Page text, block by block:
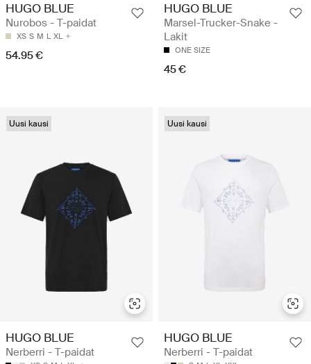
HUGO BLUE
Nurobos - T-paidat
XS S M L XL
54.95 €
HUGO BLUE
Marsel-Trucker-Snake -
Lakit
ONE SIZE
45 €
Uusi kausi
HUGO BLUE
Nerberri - T-paidat
Uusi kausi
HUGO BLUE
Nerberri - T-paidat